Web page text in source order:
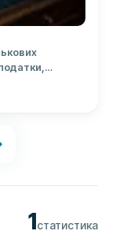
1статистика